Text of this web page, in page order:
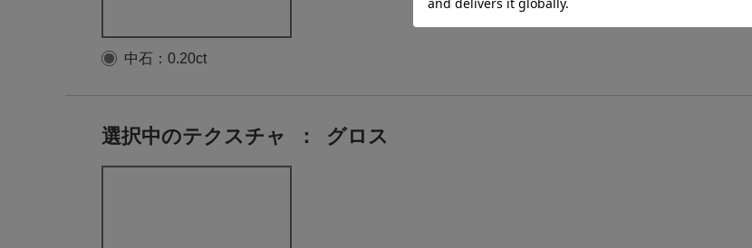
中石：0.20ct
選択中のテクスチャ ： グロス